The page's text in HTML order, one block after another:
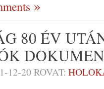
80 ÉV
12-20ROVAT: